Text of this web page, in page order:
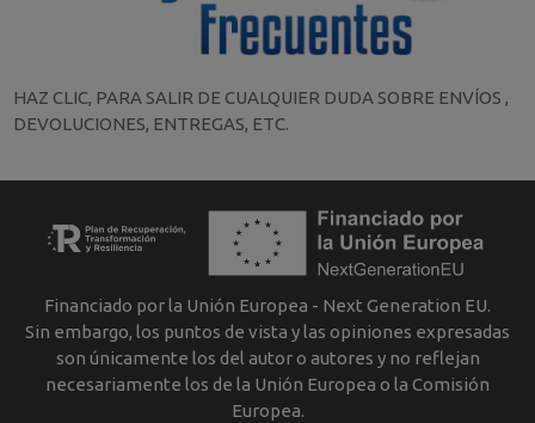
HAZ CLIC, PARA SALIR DE CUALQUIER DUDA SOBRE ENVÍOS ,
DEVOLUCIONES, ENTREGAS, ETC.
Financiado por la Unión Europea - Next Generation EU.
Sin embargo, los puntos de vista y las opiniones expresadas
son únicamente los del autor o autores y no reflejan
necesariamente los de la Unión Europea o la Comisión
Europea.